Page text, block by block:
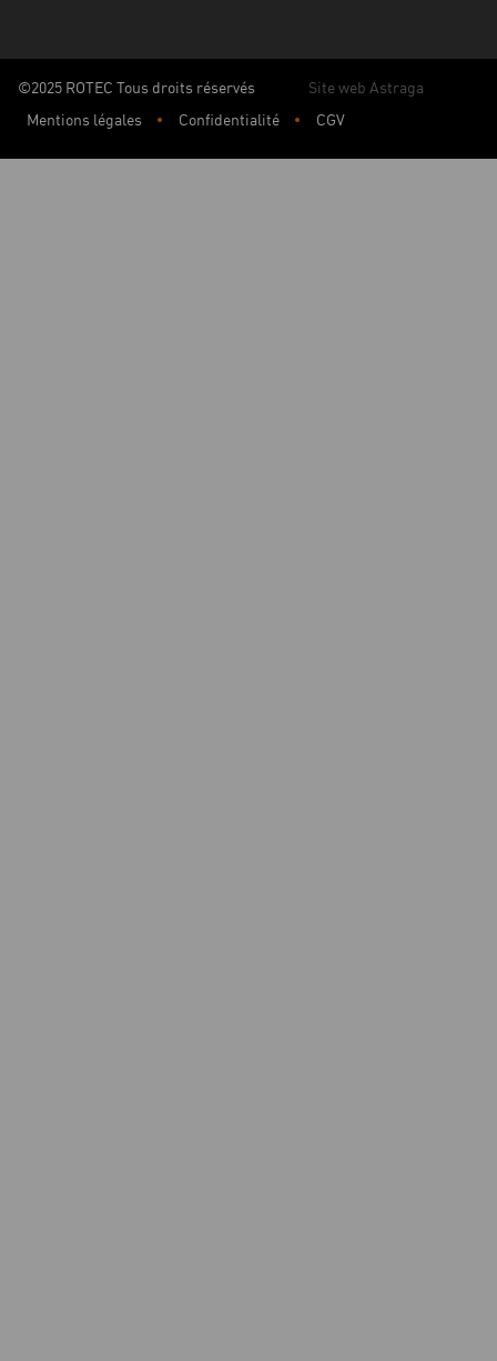
©2025 ROTEC Tous droits réservés
Site web Astraga
Mentions légales
Confidentialité CGV